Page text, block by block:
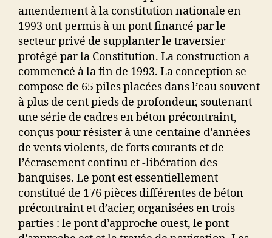
amendement à la constitution nationale en
1993 ont permis à un pont financé par le
secteur privé de supplanter le traversier
protégé par la Constitution. La construction a
commencé à la fin de 1993. La conception se
compose de 65 piles placées dans l’eau souvent
à plus de cent pieds de profondeur, soutenant
une série de cadres en béton précontraint,
conçus pour résister à une centaine d’années
de vents violents, de forts courants et de
l’écrasement continu et -libération des
banquises. Le pont est essentiellement
constitué de 176 pièces différentes de béton
précontraint et d’acier, organisées en trois
parties : le pont d’approche ouest, le pont